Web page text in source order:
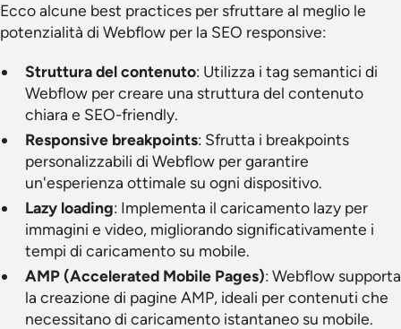
Ecco alcune best practices per sfruttare al meglio le
potenzialità di Webflow per la SEO responsive:
Struttura del contenuto: Utilizza i tag semantici di
Webflow per creare una struttura del contenuto
chiara e SEO-friendly.
Responsive breakpoints: Sfrutta i breakpoints
personalizzabili di Webflow per garantire
un'esperienza ottimale su ogni dispositivo.
Lazy loading: Implementa il caricamento lazy per
immagini e video, migliorando significativamente i
tempi di caricamento su mobile.
AMP (Accelerated Mobile Pages): Webflow supporta
la creazione di pagine AMP, ideali per contenuti che
necessitano di caricamento istantaneo su mobile.